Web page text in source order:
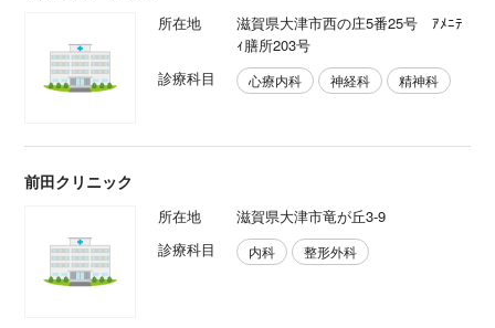
所在地
滋賀県大津市西の庄5番25号 ｱﾒﾆﾃ
ｨ膳所203号
診療科目
心療内科 神経科 精神科
前田クリニック
所在地
滋賀県大津市竜が丘3-9
診療科目
内科 整形外科